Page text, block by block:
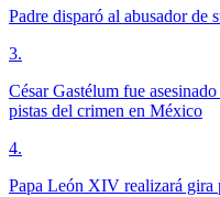
Padre disparó al abusador
3.
César Gastélum fue
pistas del crimen en México
4.
Papa León XIV realizará gira